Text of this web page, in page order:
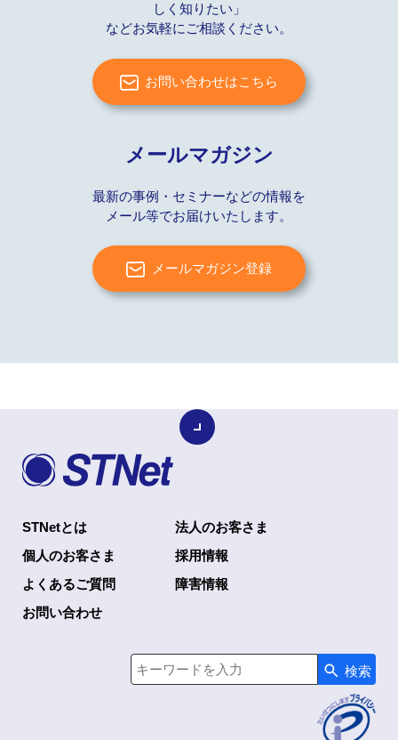
しく知りたい」
などお気軽にご相談ください。
お問い合わせはこちら
メールマガジン
最新の事例・セミナーなどの情報を
メール等でお届けいたします。
メールマガジン登録
STNetとは
法人のお客さま
個人のお客さま
採用情報
よくあるご質問
障害情報
お問い合わせ
検索キーワード入力 検索